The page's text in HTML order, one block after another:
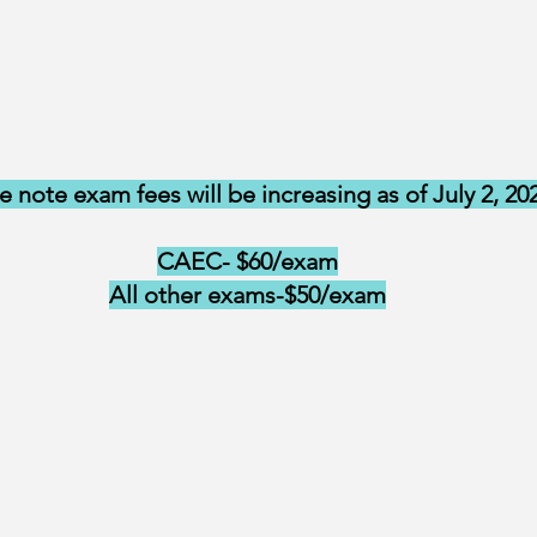
note exam fees will be increasing as of July 2,
CAEC- $60/exam
All other exams-$50/exam